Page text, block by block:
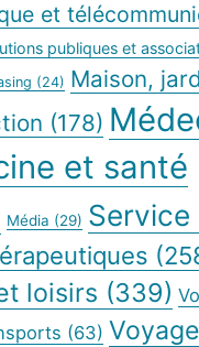
et
publiques et
(24) Maison,
(178)
et santé
Média (29) Service
loisirs (339)
(63)